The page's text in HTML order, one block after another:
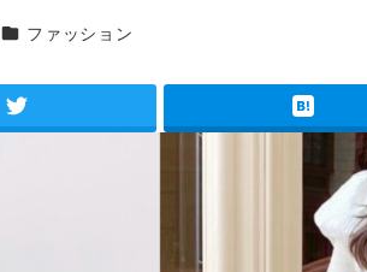
カテゴリー
ファッション